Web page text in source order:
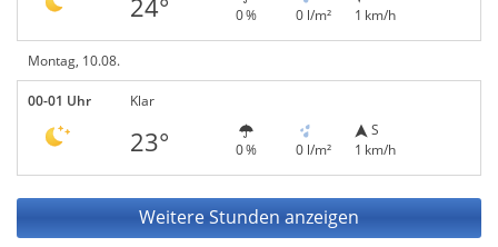
24° 0 % 0 l/m²
1 km/h
Montag, 10.08.
00-01 Uhr Klar
23° 0 % 0 l/m²
S
1 km/h
Weitere Stunden anzeigen